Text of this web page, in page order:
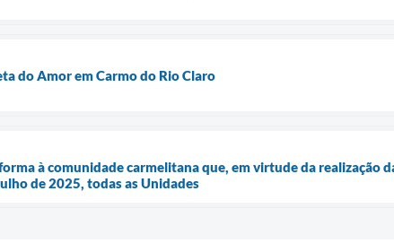
do Amor em Carmo do Rio Claro
à comunidade carmelitana que, em virtude da realização
de 2025, todas as Unidades